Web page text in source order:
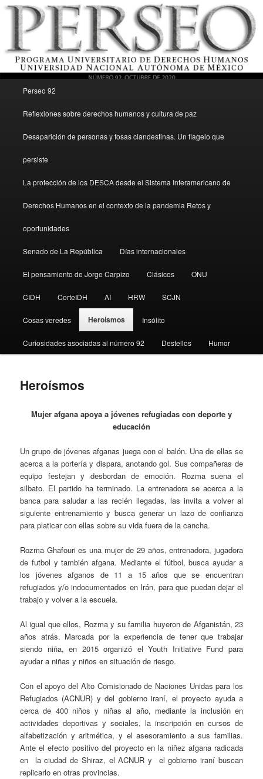
Perseo – PUDH UNAM
Ir al contenido secundario
Perseo 92
Reflexiones sobre derechos humanos y cultura de paz
Desaparición de personas y fosas clandestinas. Un flagelo que
persiste
La protección de los DESCA desde el Sistema Interamericano de
Derechos Humanos en el contexto de la pandemia Retos y
oportunidades
Senado de La República Días internacionales
El pensamiento de Jorge Carpizo Clásicos ONU
CIDH CorteIDH AI HRW SCJN
Cosas veredes Heroísmos Insólito
Curiosidades asociadas al número 92 Destellos Humor
Heroísmos
Mujer afgana apoya a jóvenes refugiadas con deporte y
educación
Un grupo de jóvenes afganas juega con el balón. Una de ellas se
acerca a la portería y dispara, anotando gol. Sus compañeras de
equipo festejan y desbordan de emoción. Rozma suena el
silbato. El partido ha terminado. La entrenadora se acerca a la
banca para saludar a las recién llegadas, las invita a volver al
siguiente entrenamiento y busca generar un lazo de confianza
para platicar con ellas sobre su vida fuera de la cancha.
Rozma Ghafouri es una mujer de 29 años, entrenadora, jugadora
de futbol y también afgana. Mediante el fútbol, busca ayudar a
los jóvenes afganos de 11 a 15 años que se encuentran
refugiados y/o indocumentados en Irán, para que puedan dejar el
trabajo y volver a la escuela.
Al igual que ellos, Rozma y su familia huyeron de Afganistán, 23
años atrás. Marcada por la experiencia de tener que trabajar
siendo niña, en 2015 organizó el Youth Initiative Fund para
ayudar a niñas y niños en situación de riesgo.
Con el apoyo del Alto Comisionado de Naciones Unidas para los
Refugiados (ACNUR) y del gobierno iraní, el proyecto ayuda a
cerca de 400 niños y niñas al año, mediante la inclusión en
actividades deportivas y sociales, la inscripción en cursos de
alfabetización y aritmética, y el asesoramiento a sus familias.
Ante el efecto positivo del proyecto en la niñez afgana radicada
en la ciudad de Shiraz, el ACNUR y el gobierno iraní buscan
replicarlo en otras provincias.